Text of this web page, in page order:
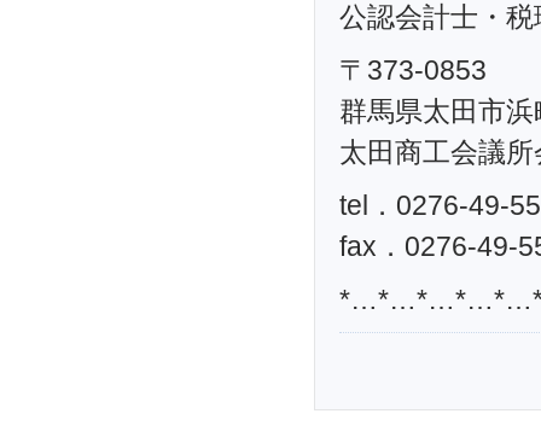
公認会計士・
〒373-0853
群馬県太田市
太田商工会議
tel．0276-49-
fax．0276-49-